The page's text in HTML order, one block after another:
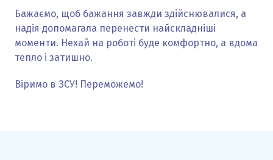
Бажаємо, щоб бажання завжди здійснювалися, а
надія допомагала перенести найскладніші
моменти. Нехай на роботі буде комфортно, а вдома
тепло і затишно.
Віримо в ЗСУ! Переможемо!